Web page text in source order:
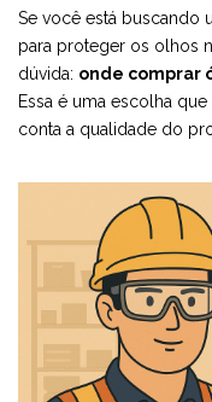
Se você está buscando
para proteger os olhos
dúvida: onde comprar
Essa é uma escolha
conta a qualidade do